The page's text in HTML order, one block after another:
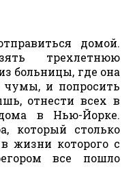
домой.
трехлетнюю
больницы, где она
чумы, и попросить
отнести всех в
в Нью-Йорке.
который столько
жизни которого с
все пошло